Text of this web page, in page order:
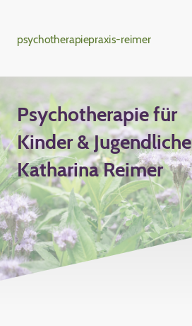
psychotherapiepraxis-reimer
Psychotherapie für
Kinder & Jugendliche
Katharina Reimer